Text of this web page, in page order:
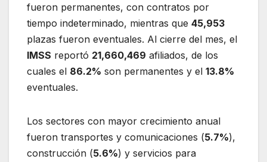
fueron permanentes, con contratos por
tiempo indeterminado, mientras que 45,953
plazas fueron eventuales. Al cierre del mes, el
IMSS reportó 21,660,469 afiliados, de los
cuales el 86.2% son permanentes y el 13.8%
eventuales.
Los sectores con mayor crecimiento anual
fueron transportes y comunicaciones (5.7%),
construcción (5.6%) y servicios para